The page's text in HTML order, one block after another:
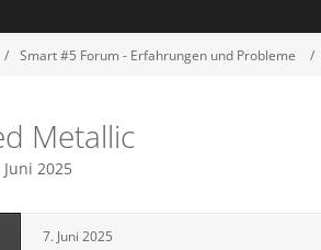
Smart #5 Forum - Erfahrungen und Probleme
Metallic
Juni 2025
7. Juni 2025